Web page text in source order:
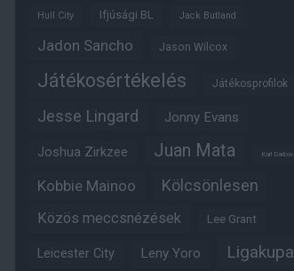
Hull City Ifjúsági BL Jack Butland
Jadon Sancho Jason Wilcox
Játékosértékelés Játékosprofilok
Jesse Lingard Jonny Evans
Joshua Zirkzee Juan Mata Karl Darlow
Kobbie Mainoo Kölcsönlesen
Közös meccsnézések Lee Grant
Leicester City Leny Yoro Ligakupa